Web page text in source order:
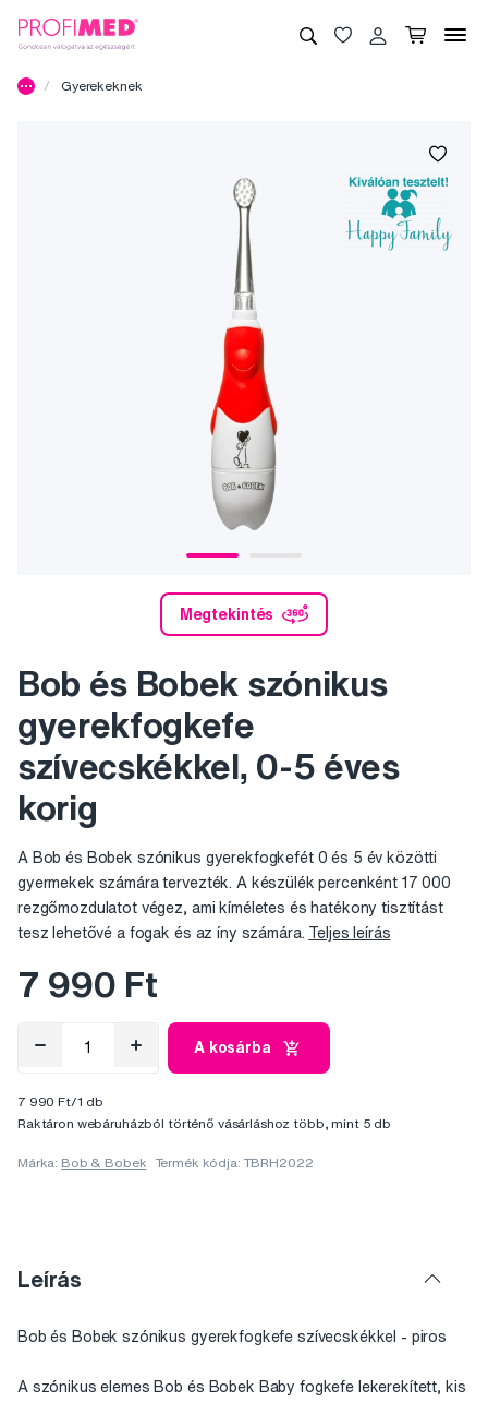
Gyerekeknek
Megtekintés
Bob és Bobek szónikus
gyerekfogkefe
szívecskékkel, 0-5 éves
korig
A Bob és Bobek szónikus gyerekfogkefét 0 és 5 év közötti
gyermekek számára tervezték. A készülék percenként 17 000
rezgőmozdulatot végez, ami kíméletes és hatékony tisztítást
tesz lehetővé a fogak és az íny számára. Teljes leírás
7 990 Ft
A kosárba
7 990 Ft/1 db
Raktáron webáruházból történő vásárláshoz több, mint 5 db
Márka: Bob & Bobek Termék kódja: TBRH2022
Leírás
Bob és Bobek szónikus gyerekfogkefe szívecskékkel - piros
A szónikus elemes Bob és Bobek Baby fogkefe lekerekített, kis